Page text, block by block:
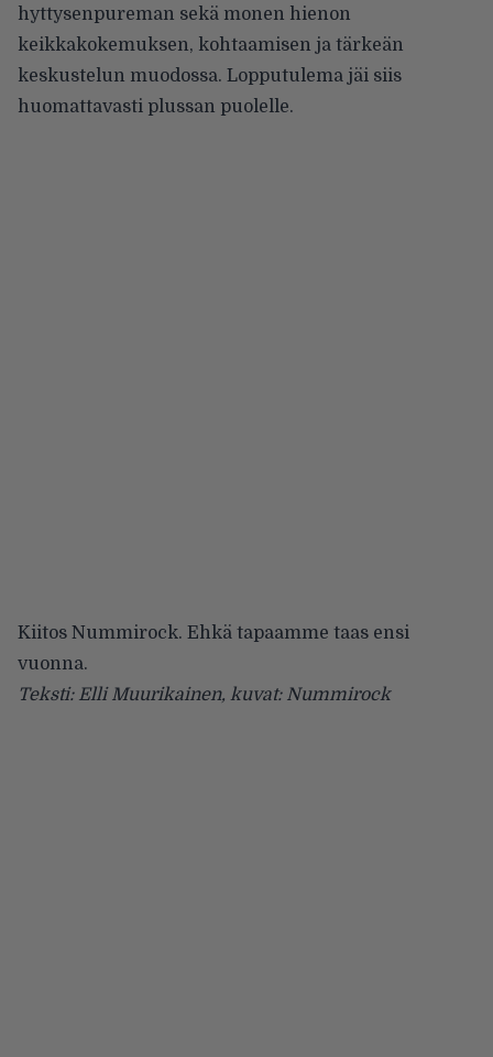
hyttysenpureman sekä monen hienon
keikkakokemuksen, kohtaamisen ja tärkeän
keskustelun muodossa. Lopputulema jäi siis
huomattavasti plussan puolelle.
Kiitos Nummirock. Ehkä tapaamme taas ensi
vuonna.
Teksti: Elli Muurikainen, kuvat: Nummirock